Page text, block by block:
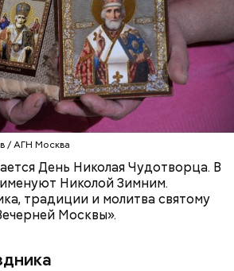
/ АГН Москва
День Николая Чудотворца. В
Николой Зимним.
традиции и молитва святому
Москвы».
ПРАЗДНИКИ
РЕЛИГИЯ ЦЕРКОВЬ